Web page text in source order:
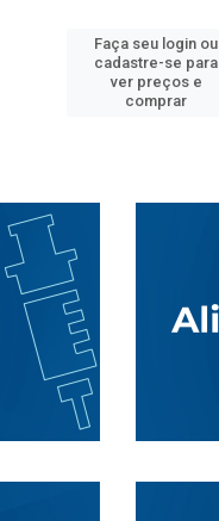
Faça seu login ou
cadastre-se para
ver preços e
comprar